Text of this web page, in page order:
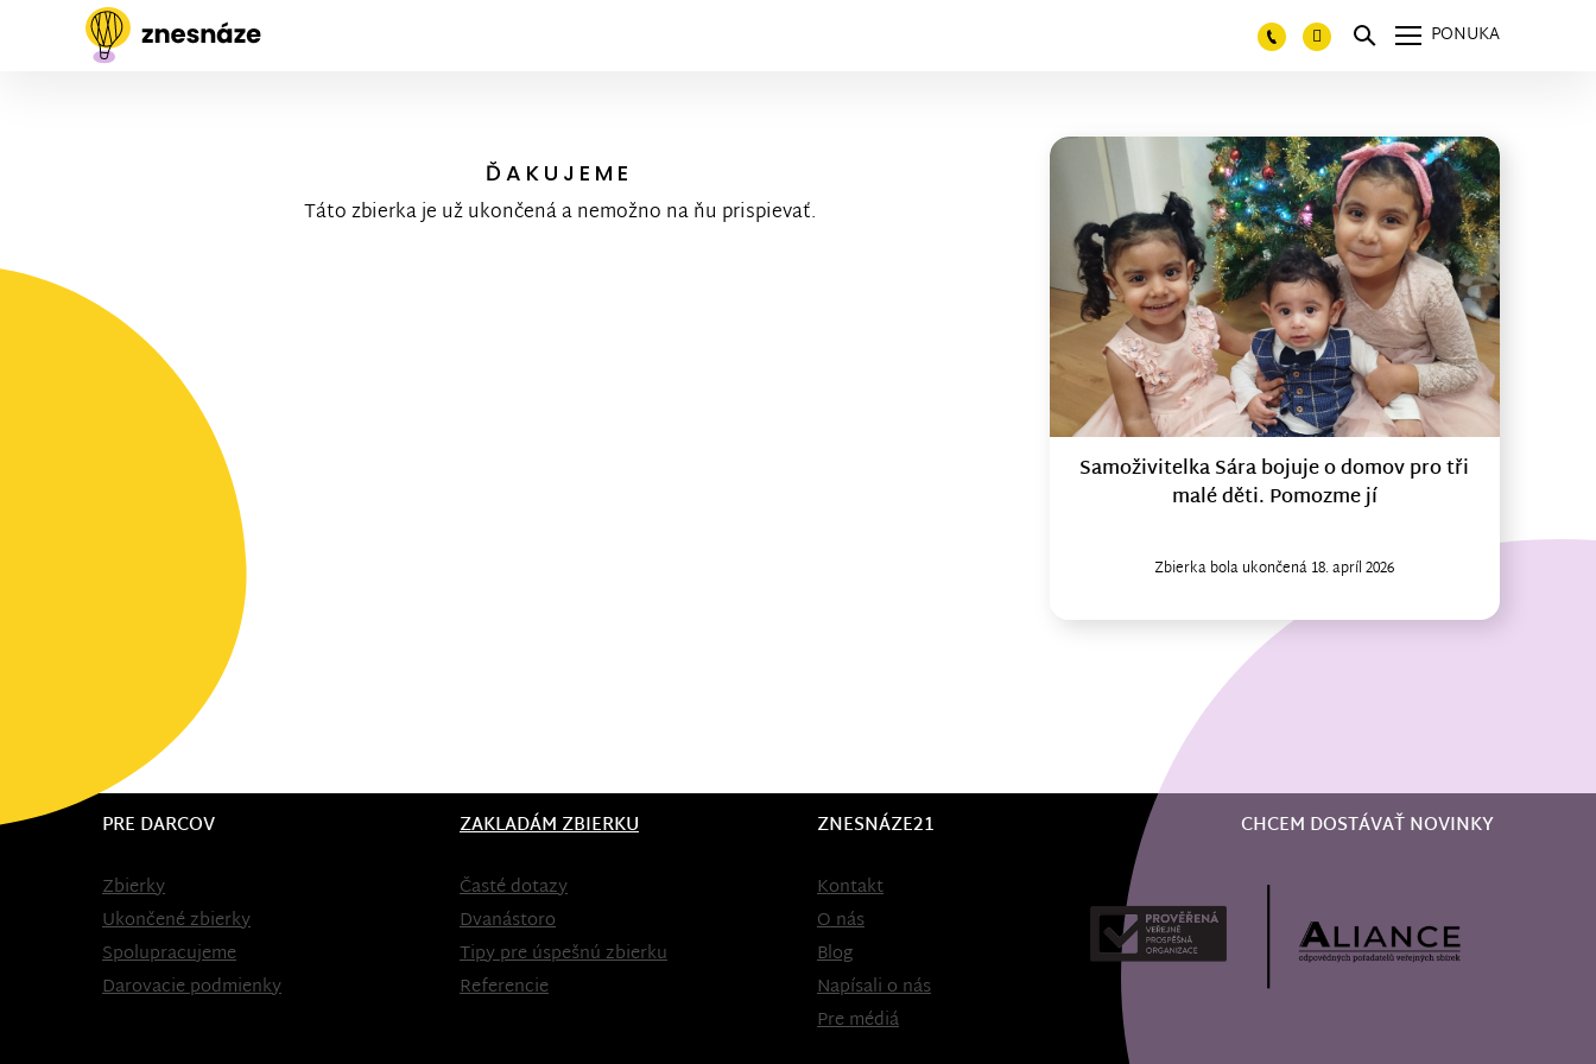
PONUKA
ĎAKUJEME
Táto zbierka je už ukončená a nemožno na ňu prispievať.
Samoživitelka Sára bojuje o domov pro tři
malé děti. Pomozme jí
Zbierka bola ukončená 18. apríl 2026
PRE DARCOV
Zbierky
Ukončené zbierky
Spolupracujeme
Darovacie podmienky
ZAKLADÁM ZBIERKU
Časté dotazy
Dvanástoro
Tipy pre úspešnú zbierku
Referencie
ZNESNÁZE21
Kontakt
O nás
Blog
Napísali o nás
Pre médiá
CHCEM DOSTÁVAŤ NOVINKY